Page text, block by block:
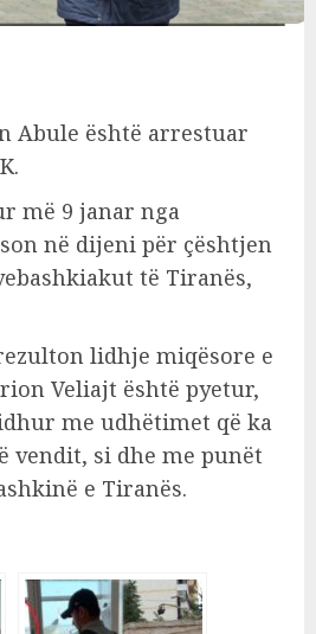
Abule është arrestuar
më 9 janar nga
në dijeni për çështjen
të Tiranës,
lidhje miqësore e
Veliajt është pyetur,
me udhëtimet që ka
vendit, si dhe me punët
e Tiranës.